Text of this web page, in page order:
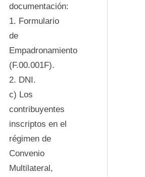
documentación:
1. Formulario
de
Empadronamiento
(F.00.001F).
2. DNI.
c) Los
contribuyentes
inscriptos en el
régimen de
Convenio
Multilateral,